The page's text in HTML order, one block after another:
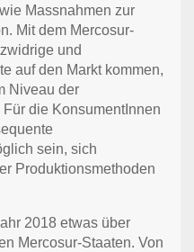
Massnahmen zur
Mit dem Mercosur-
und
auf den Markt kommen,
Niveau der
die KonsumentInnen
sein, sich
Produktionsmethoden
2018 etwas über
Mercosur-Staaten. Von